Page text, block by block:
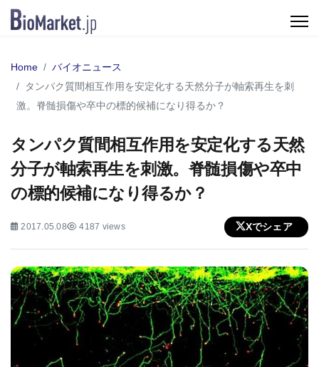
Home
バイオニュース
タンパク質間相互作用を安定化する天然分子が軸索再生を刺
激。脊髄損傷や卒中の標的候補になり得るか？
タンパク質間相互作用を安定化する天然
分子が軸索再生を刺激。脊髄損傷や卒中
の標的候補になり得るか？
2017.05.08 4187 views Xでシェア